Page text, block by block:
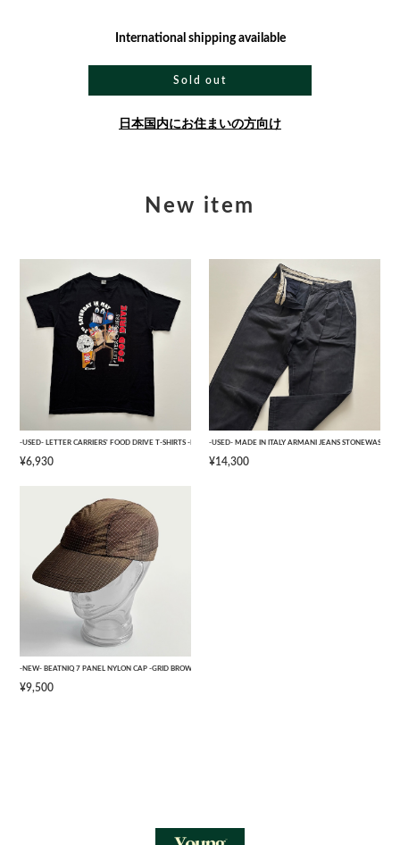
International shipping available
Sold out
日本国内にお住まいの方向け
New item
-USED- LETTER CARRIERS' FOOD DRIVE T-SHIRTS -BLACK- [L]
¥6,930
-USED- MADE IN ITALY ARMANI JEANS
¥14,300
-NEW- BEATNIQ 7 PANEL NYLON CAP -GRID BROWN CAMOUFLAGE- [ONE SIZE]
¥9,500